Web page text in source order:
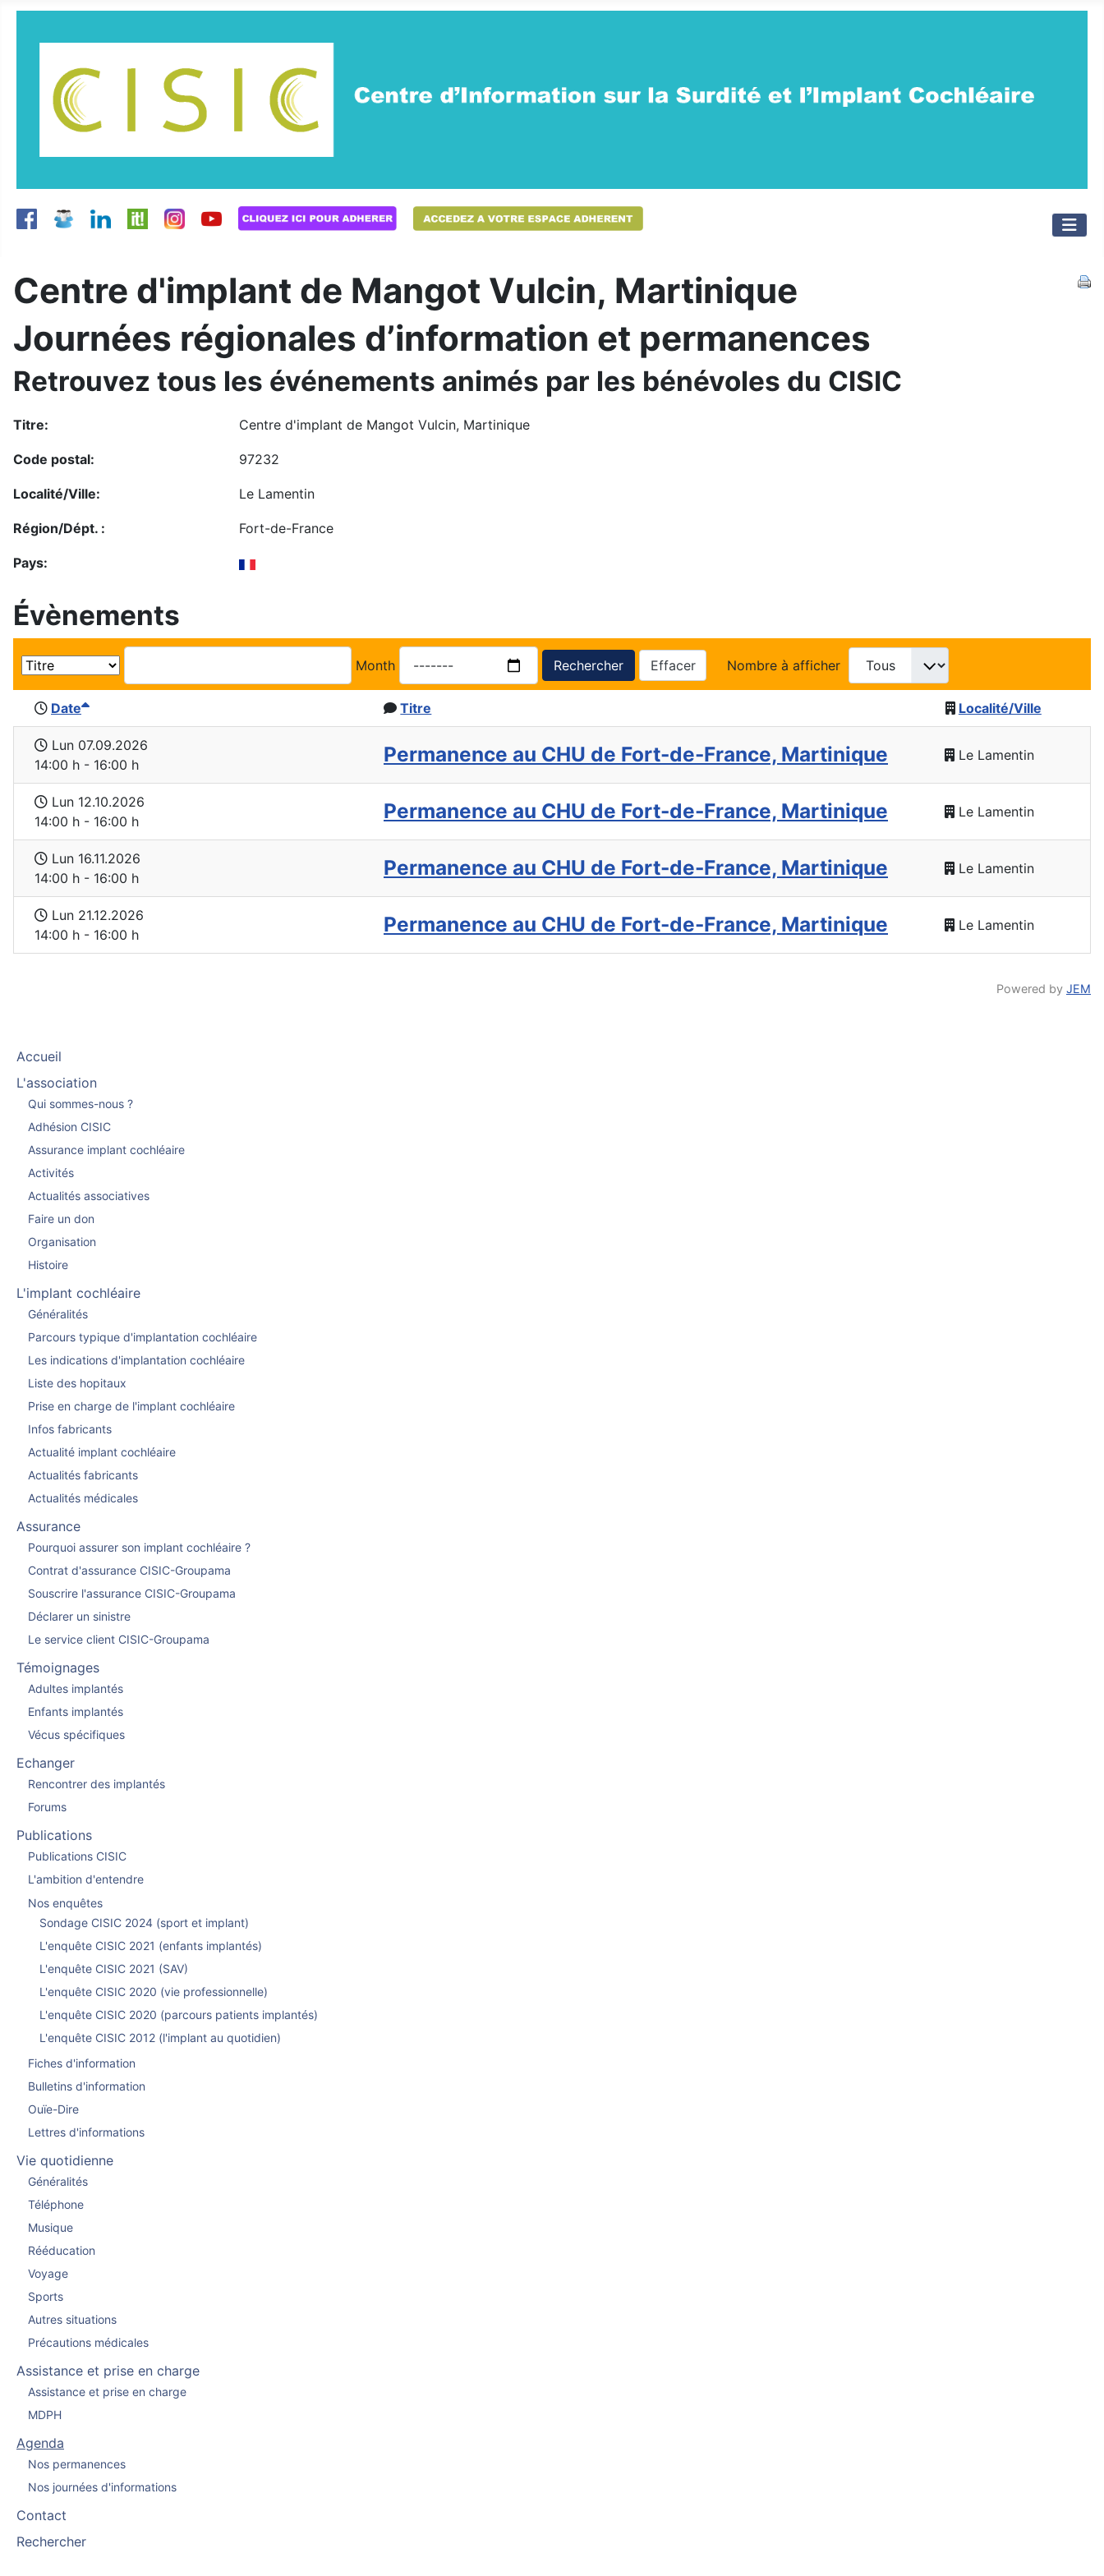
Centre d'implant de Mangot Vulcin, Martinique
Journées régionales d’information et permanences
Retrouvez tous les événements animés par les bénévoles du CISIC
Titre: Centre d'implant de Mangot Vulcin, Martinique
Code postal: 97232
Localité/Ville: Le Lamentin
Région/Dépt. : Fort-de-France
Pays:
Évènements
Month Rechercher Effacer Nombre à afficher
Date Titre Localité/Ville
Lun 07.09.2026
14:00 h - 16:00 h
Permanence au CHU de Fort-de-France, Martinique Le Lamentin
Lun 12.10.2026
14:00 h - 16:00 h
Permanence au CHU de Fort-de-France, Martinique Le Lamentin
Lun 16.11.2026
14:00 h - 16:00 h
Permanence au CHU de Fort-de-France, Martinique Le Lamentin
Lun 21.12.2026
14:00 h - 16:00 h
Permanence au CHU de Fort-de-France, Martinique Le Lamentin
Powered by JEM
Accueil
L'association
Qui sommes-nous ?
Adhésion CISIC
Assurance implant cochléaire
Activités
Actualités associatives
Faire un don
Organisation
Histoire
L'implant cochléaire
Généralités
Parcours typique d'implantation cochléaire
Les indications d'implantation cochléaire
Liste des hopitaux
Prise en charge de l'implant cochléaire
Infos fabricants
Actualité implant cochléaire
Actualités fabricants
Actualités médicales
Assurance
Pourquoi assurer son implant cochléaire ?
Contrat d'assurance CISIC-Groupama
Souscrire l'assurance CISIC-Groupama
Déclarer un sinistre
Le service client CISIC-Groupama
Témoignages
Adultes implantés
Enfants implantés
Vécus spécifiques
Echanger
Rencontrer des implantés
Forums
Publications
Publications CISIC
L'ambition d'entendre
Nos enquêtes
Sondage CISIC 2024 (sport et implant)
L'enquête CISIC 2021 (enfants implantés)
L'enquête CISIC 2021 (SAV)
L'enquête CISIC 2020 (vie professionnelle)
L'enquête CISIC 2020 (parcours patients implantés)
L'enquête CISIC 2012 (l'implant au quotidien)
Fiches d'information
Bulletins d'information
Ouïe-Dire
Lettres d'informations
Vie quotidienne
Généralités
Téléphone
Musique
Rééducation
Voyage
Sports
Autres situations
Précautions médicales
Assistance et prise en charge
Assistance et prise en charge
MDPH
Agenda
Nos permanences
Nos journées d'informations
Contact
Rechercher